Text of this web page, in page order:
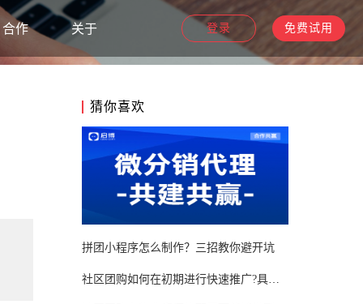
合作 关于 登录 免费试用
猜你喜欢
拼团小程序怎么制作？三招教你避开坑
社区团购如何在初期进行快速推广?具体办法推荐!